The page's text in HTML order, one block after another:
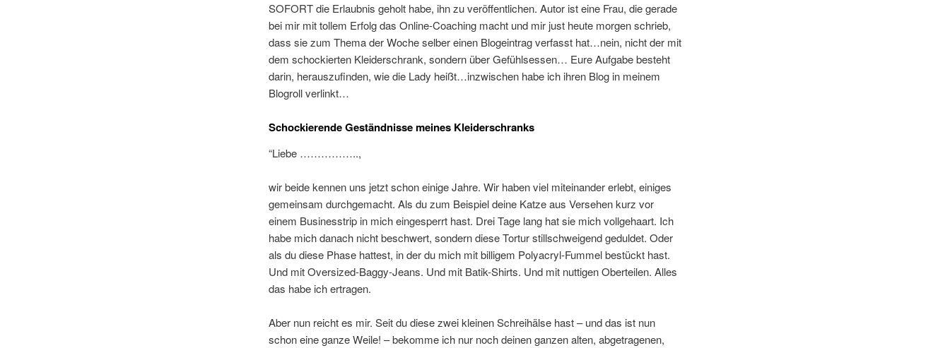
SOFORT die Erlaubnis geholt habe, ihn zu veröffentlichen. Autor ist eine Frau, die gerade
bei mir mit tollem Erfolg das Online-Coaching macht und mir just heute morgen schrieb,
dass sie zum Thema der Woche selber einen Blogeintrag verfasst hat…nein, nicht der mit
dem schockierten Kleiderschrank, sondern über Gefühlsessen… Eure Aufgabe besteht
darin, herauszufinden, wie die Lady heißt…inzwischen habe ich ihren Blog in meinem
Blogroll verlinkt…
Schockierende Geständnisse meines Kleiderschranks
“Liebe ……………..,
wir beide kennen uns jetzt schon einige Jahre. Wir haben viel miteinander erlebt, einiges
gemeinsam durchgemacht. Als du zum Beispiel deine Katze aus Versehen kurz vor
einem Businesstrip in mich eingesperrt hast. Drei Tage lang hat sie mich vollgehaart. Ich
habe mich danach nicht beschwert, sondern diese Tortur stillschweigend geduldet. Oder
als du diese Phase hattest, in der du mich mit billigem Polyacryl-Fummel bestückt hast.
Und mit Oversized-Baggy-Jeans. Und mit Batik-Shirts. Und mit nuttigen Oberteilen. Alles
das habe ich ertragen.
Aber nun reicht es mir. Seit du diese zwei kleinen Schreihälse hast – und das ist nun
schon eine ganze Weile! – bekomme ich nur noch deinen ganzen alten, abgetragenen,